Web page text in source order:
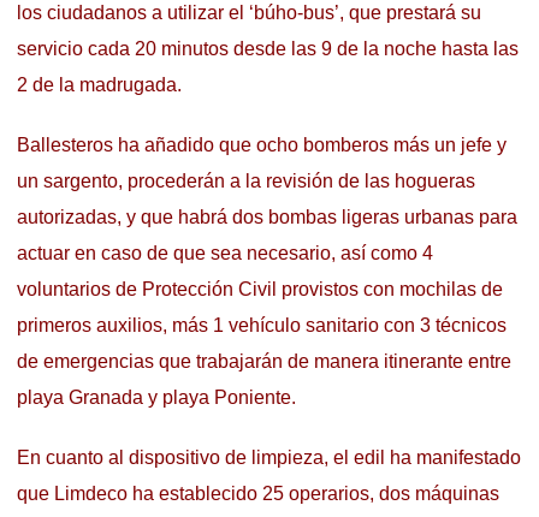
los ciudadanos a utilizar el ‘búho-bus’, que prestará su
servicio cada 20 minutos desde las 9 de la noche hasta las
2 de la madrugada.
Ballesteros ha añadido que ocho bomberos más un jefe y
un sargento, procederán a la revisión de las hogueras
autorizadas, y que habrá dos bombas ligeras urbanas para
actuar en caso de que sea necesario, así como 4
voluntarios de Protección Civil provistos con mochilas de
primeros auxilios, más 1 vehículo sanitario con 3 técnicos
de emergencias que trabajarán de manera itinerante entre
playa Granada y playa Poniente.
En cuanto al dispositivo de limpieza, el edil ha manifestado
que Limdeco ha establecido 25 operarios, dos máquinas